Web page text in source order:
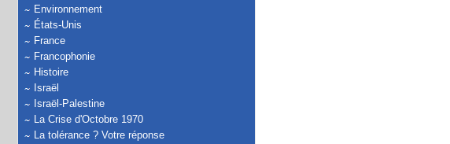
Environnement
États-Unis
France
Francophonie
Histoire
Israël
Israël-Palestine
La Crise d'Octobre 1970
La tolérance ? Votre réponse